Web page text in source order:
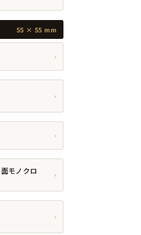
55 × 55 mm
›
›
›
モノクロ ›
›